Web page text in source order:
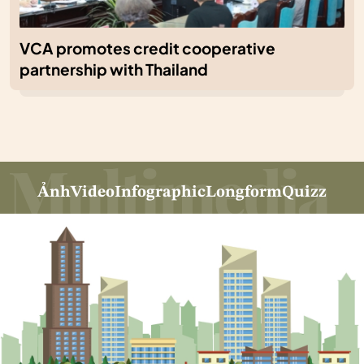
VCA promotes credit cooperative
partnership with Thailand
ẢnhVideoInfographicLongformQuizz